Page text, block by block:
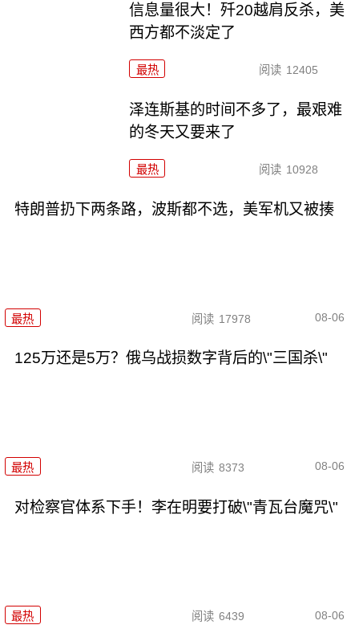
信息量很大！歼20越肩反杀，美
西方都不淡定了
最热 阅读 12405
泽连斯基的时间不多了，最艰难
的冬天又要来了
最热 阅读 10928
特朗普扔下两条路，波斯都不选，美军机又被揍
最热 阅读 17978 08-06
125万还是5万？俄乌战损数字背后的\"三国杀\"
最热 阅读 8373 08-06
对检察官体系下手！李在明要打破\"青瓦台魔咒\"
最热 阅读 6439 08-06